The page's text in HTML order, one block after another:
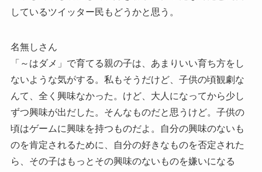
しているツイッター民もどうかと思う。
名無しさん
「～はダメ」で育てる親の子は、あまりいい育ち方をし
ないような気がする。私もそうだけど、子供の頃観劇な
んて、全く興味なかった。けど、大人になってから少し
ずつ興味が出だした。そんなものだと思うけど。子供の
頃はゲームに興味を持つものだよ。自分の興味のないも
のを肯定されるために、自分の好きなものを否定された
ら、その子はもっとその興味のないものを嫌いになる